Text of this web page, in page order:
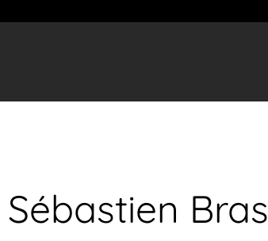
Bras